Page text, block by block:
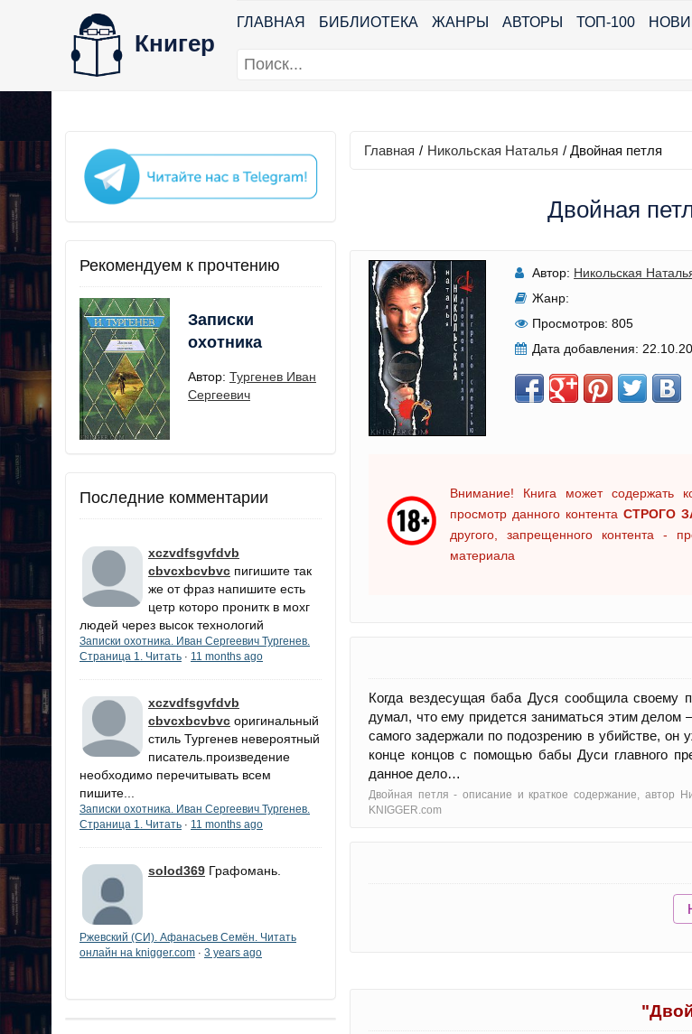
Книгер
ГЛАВНАЯ БИБЛИОТЕКА ЖАНРЫ АВТОРЫ ТОП-100
Рекомендуем к прочтению
Записки
охотника
Автор: Тургенев Иван
Сергеевич
Последние комментарии
xczvdfsgvfdvb
cbvcxbcvbvc пигишите так
же от фраз напишите есть
цетр которо пронитк в мохг
людей через высок технологий
Записки охотника. Иван Сергеевич Тургенев.
Страница 1. Читать · 11 months ago
xczvdfsgvfdvb
cbvcxbcvbvc оригинальный
стиль Тургенев невероятный
писатель.произведение
необходимо перечитывать всем
пишите...
Записки охотника. Иван Сергеевич Тургенев.
Страница 1. Читать · 11 months ago
solod369 Графомань.
Ржевский (СИ). Афанасьев Семён. Читать
онлайн на knigger.com · 3 years ago
Главная / Никольская Наталья / Двойная петля
Двойная
Автор: Никольская
Жанр:
Просмотров: 805
Дата добавления:
Внимание! Книга может содержать
просмотр данного контента СТРОГО
другого, запрещенного контента -
материала
Когда вездесущая баба Дуся сообщила своему
думал, что ему придется заниматься этим делом
самого задержали по подозрению в убийстве, он
конце концов с помощью бабы Дуси главного
данное дело…
Двойная петля - oписание и краткое содержание, автор
KNIGGER.com